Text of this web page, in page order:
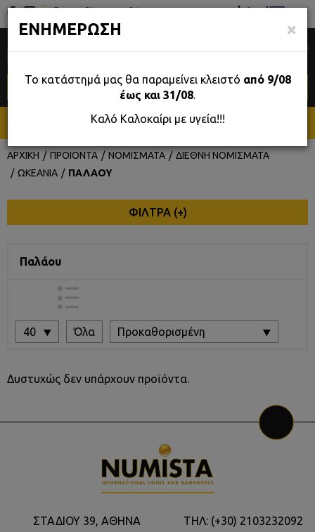
0
ΜΕΝΟΥ
ΑΡΧΙΚΗ ΠΡΟΙΟΝΤΑ ΝΟΜΙΣΜΑΤΑ
ΔΙΕΘΝΗ ΝΟΜΙΣΜΑΤΑ
ΩΚΕΑΝΙΑ
ΠΑΛΑΟΥ
ΦΙΛΤΡΑ (+)
Παλάου
40 Όλα Προκαθορισμένη
Δυστυχώς δεν υπάρχουν προϊόντα.
ΣΤΑΔΙΟΥ 39, ΑΘΗΝΑ ΤΗΛ: (+30) 2103232092
ΕΝΗΜΕΡΩΣΗ ×
Το κατάστημά μας θα παραμείνει κλειστό από 9/08
έως και 31/08
Καλό Καλοκαίρι με υγεία!!!